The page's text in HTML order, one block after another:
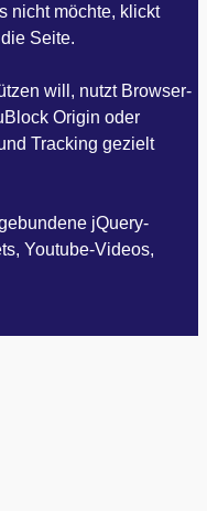
nicht möchte, klickt
Seite.
will, nutzt Browser-
Origin oder
Tracking gezielt
jQuery-
Youtube-Videos,